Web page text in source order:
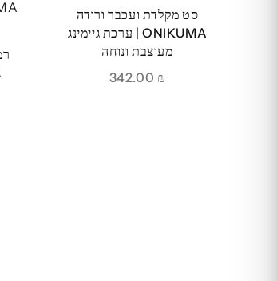
סט מקלדת ועכבר ורודה
ONIKUMA | ערכת גיימינג
מעוצבת ונוחה
₪